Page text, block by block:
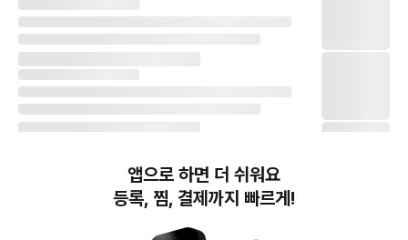
앱으로 하면 더 쉬워요
등록, 찜, 결제까지 빠르게!